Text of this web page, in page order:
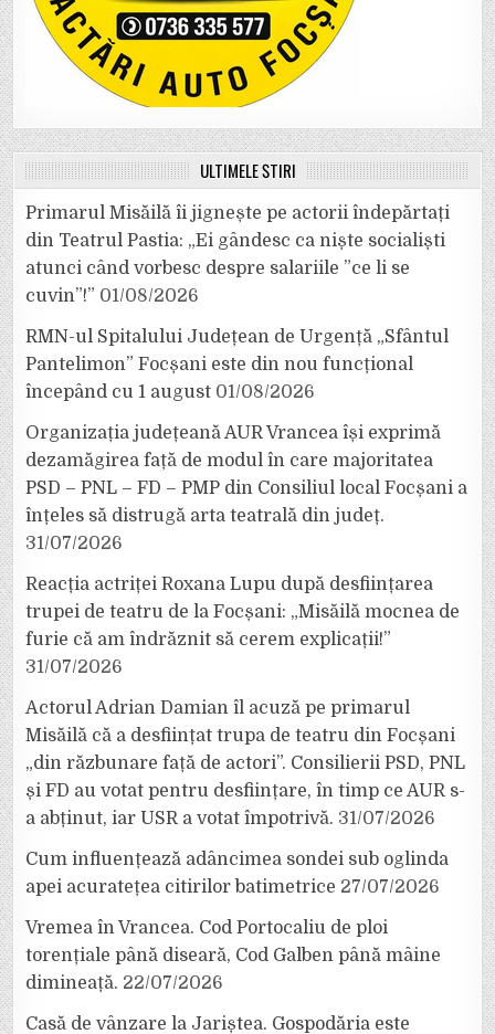
ULTIMELE ȘTIRI
Primarul Misăilă îi jignește pe actorii îndepărtați
din Teatrul Pastia: „Ei gândesc ca niște socialiști
atunci când vorbesc despre salariile ”ce li se
cuvin”!” 01/08/2026
RMN-ul Spitalului Județean de Urgență „Sfântul
Pantelimon” Focșani este din nou funcțional
începând cu 1 august 01/08/2026
Organizația județeană AUR Vrancea își exprimă
dezamăgirea față de modul în care majoritatea
PSD – PNL – FD – PMP din Consiliul local Focșani a
înțeles să distrugă arta teatrală din județ.
31/07/2026
Reacția actriței Roxana Lupu după desființarea
trupei de teatru de la Focșani: „Misăilă mocnea de
furie că am îndrăznit să cerem explicații!”
31/07/2026
Actorul Adrian Damian îl acuză pe primarul
Misăilă că a desființat trupa de teatru din Focșani
„din răzbunare față de actori”. Consilierii PSD, PNL
și FD au votat pentru desființare, în timp ce AUR s-
a abținut, iar USR a votat împotrivă. 31/07/2026
Cum influențează adâncimea sondei sub oglinda
apei acuratețea citirilor batimetrice 27/07/2026
Vremea în Vrancea. Cod Portocaliu de ploi
torențiale până diseară, Cod Galben până mâine
dimineață. 22/07/2026
Casă de vânzare la Jariștea. Gospodăria este